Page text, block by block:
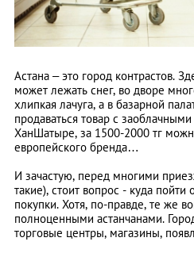
Астана – это город контрастов.
может лежать снег, во дворе
хлипкая лачуга, а в базарной
продаваться товар с
ХанШатыре, за 1500-2000 тг
европейского бренда…
И зачастую, перед многими
такие), стоит вопрос - куда пойти
покупки. Хотя, по-правде, те же
полноценными астанчанами.
торговые центры, магазины,